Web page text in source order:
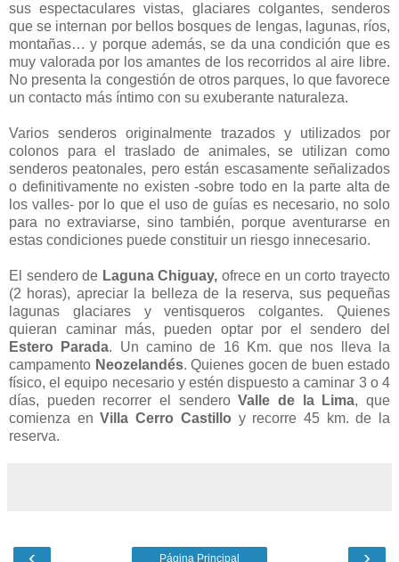
sus espectaculares vistas, glaciares colgantes, senderos
que se internan por bellos bosques de lengas, lagunas, ríos,
montañas… y porque además, se da una condición que es
muy valorada por los amantes de los recorridos al aire libre.
No presenta la congestión de otros parques, lo que favorece
un contacto más íntimo con su exuberante naturaleza.
Varios senderos originalmente trazados y utilizados por
colonos para el traslado de animales, se utilizan como
senderos peatonales, pero están escasamente señalizados
o definitivamente no existen -sobre todo en la parte alta de
los valles- por lo que el uso de guías es necesario, no solo
para no extraviarse, sino también, porque aventurarse en
estas condiciones puede constituir un riesgo innecesario.
El sendero de Laguna Chiguay, ofrece en un corto trayecto
(2 horas), apreciar la belleza de la reserva, sus pequeñas
lagunas glaciares y ventisqueros colgantes. Quienes
quieran caminar más, pueden optar por el sendero del
Estero Parada. Un camino de 16 Km. que nos lleva la
campamento Neozelandés. Quienes gocen de buen estado
físico, el equipo necesario y estén dispuesto a caminar 3 o 4
días, pueden recorrer el senderoValle de la Lima, que
comienza enVilla Cerro Castillo y recorre 45 km. de la
reserva.
‹ ›
Página Principal